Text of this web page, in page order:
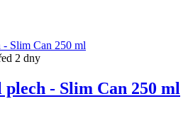
2 dny
- Slim Can 250 ml